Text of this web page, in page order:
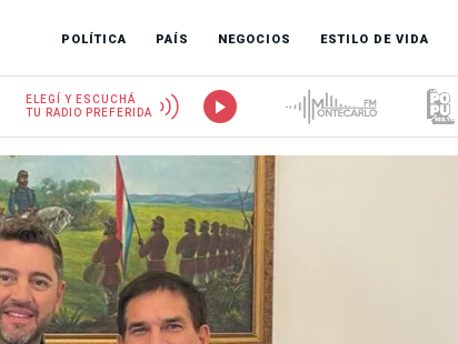
POLÍTICA PAÍS NEGOCIOS ESTILO DE VIDA
ELEGÍ Y ESCUCHÁ
TU RADIO PREFERIDA